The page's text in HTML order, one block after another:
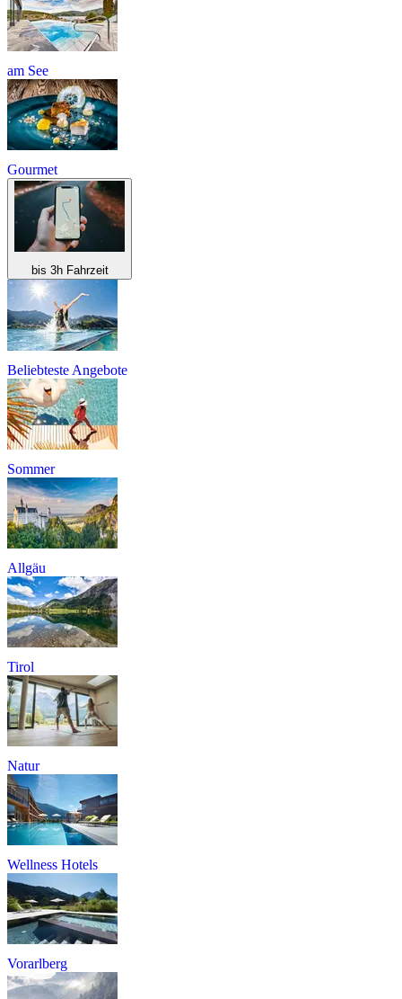
am See
Gourmet
bis 3h Fahrzeit
Beliebteste Angebote
Sommer
Allgäu
Tirol
Natur
Wellness Hotels
Vorarlberg